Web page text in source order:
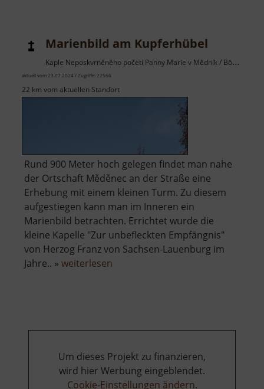
Marienbild am Kupferhübel
Kaple Neposkvrněného početí Panny Marie v Mědník / Böhmisches Erzgebirge
aktuell vom 23.07.2024 / Zugriffe: 22566
22 km vom aktuellen Standort
Rund 900 Meter hoch gelegen findet man nahe
der Ortschaft Měděnec an der Straße eine
Erhebung mit einem kleinen Turm. Zu diesem
aufgestiegen kann man im Inneren ein
Marienbild betrachten. Errichtet wurde die
kleine Kapelle "Zur unbefleckten Empfängnis"
von Herzog Franz von Sachsen-Lauenburg im
Jahre.. » weiterlesen
Um dieses Projekt zu finanzieren,
wird hier Werbung eingeblendet.
Cookie-Einstellungen ändern.